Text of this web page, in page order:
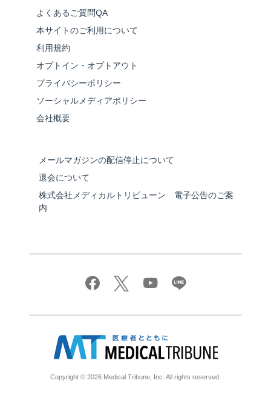
よくあるご質問QA
本サイトのご利用について
利用規約
オプトイン・オプトアウト
プライバシーポリシー
ソーシャルメディアポリシー
会社概要
メールマガジンの配信停止について
退会について
株式会社メディカルトリビューン 電子公告のご案
内
Copyright © 2026 Medical Tribune, Inc. All rights reserved.